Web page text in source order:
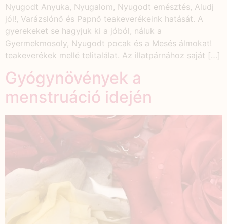
Nyugodt Anyuka, Nyugalom, Nyugodt emésztés, Aludj
jól!, Varázslónő és Papnő teakeverékeink hatását. A
gyerekeket se hagyjuk ki a jóból, náluk a
Gyermekmosoly, Nyugodt pocak és a Mesés álmokat!
teakeverékek mellé telitalálat. Az illatpárnához saját […]
Gyógynövények a
menstruáció idején